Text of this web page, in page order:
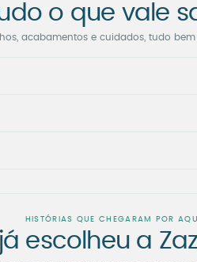
o que vale
acabamentos e cuidados, tudo bem
HISTÓRIAS QUE CHEGARAM POR AQUI
escolheu a